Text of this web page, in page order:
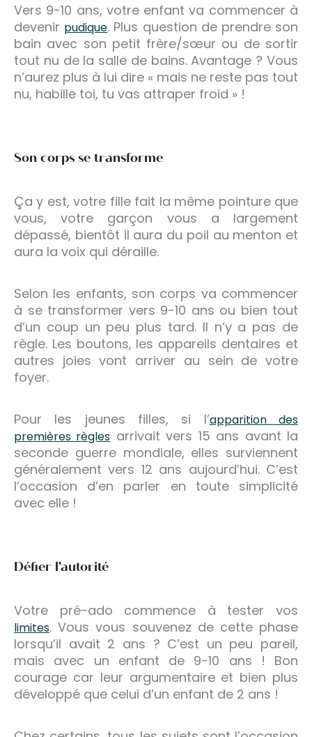
Vers 9-10 ans, votre enfant va commencer à
devenir pudique. Plus question de prendre son
bain avec son petit frère/sœur ou de sortir
tout nu de la salle de bains. Avantage ? Vous
n’aurez plus à lui dire « mais ne reste pas tout
nu, habille toi, tu vas attraper froid » !
Son corps se transforme
Ça y est, votre fille fait la même pointure que
vous, votre garçon vous a largement
dépassé, bientôt il aura du poil au menton et
aura la voix qui déraille.
Selon les enfants, son corps va commencer
à se transformer vers 9-10 ans ou bien tout
d’un coup un peu plus tard. Il n’y a pas de
règle. Les boutons, les appareils dentaires et
autres joies vont arriver au sein de votre
foyer.
Pour les jeunes filles, si l’apparition des
premières règles arrivait vers 15 ans avant la
seconde guerre mondiale, elles surviennent
généralement vers 12 ans aujourd’hui. C’est
l’occasion d’en parler en toute simplicité
avec elle !
Défier l’autorité
Votre pré-ado commence à tester vos
limites. Vous vous souvenez de cette phase
lorsqu’il avait 2 ans ? C’est un peu pareil,
mais avec un enfant de 9-10 ans ! Bon
courage car leur argumentaire et bien plus
développé que celui d’un enfant de 2 ans !